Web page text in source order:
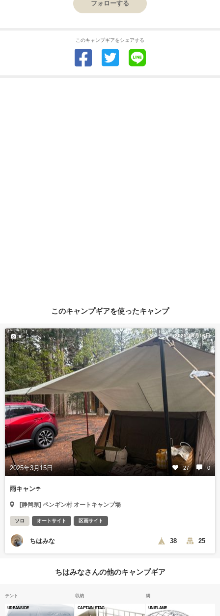
フォローする
このキャンプギアをシェアする
このキャンプギアを使ったキャンプ
2025年3月16日
2025年3月15日 27 0
9
雨キャン☂️
[静岡県] ペンギン村 オートキャンプ場
ソロ オートサイト 区画サイト
ちはみな 38 25
ちはみなさんの他のキャンプギア
テント
URBANSIDE
収納
CAPTAIN STAG
網
UNIFLAME